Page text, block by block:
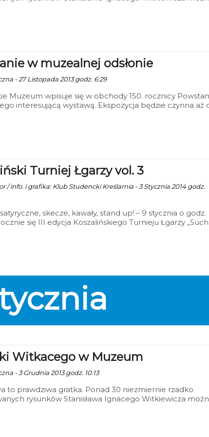
w muzealnej odsłonie
- 27 Listopada 2013 godz. 6:29
Muzeum wpisuje się w obchody 150. rocznicy
interesującą wystawą. Ekspozycja będzie czynna aż
Turniej Łgarzy vol. 3
/ info. i grafika: Klub Studencki Kreślarnia - 3 Stycznia 2014 godz.
skecze, kawały, stand up! – 9 stycznia o godz.
się III edycja Koszalińskiego Turnieju Łgarzy
Witkacego w Muzeum
- 3 Grudnia 2013 godz. 10:13
to prawdziwa gratka. Ponad 30 niezmiernie rzadko
rysunków Stanisława Ignacego Witkiewicza